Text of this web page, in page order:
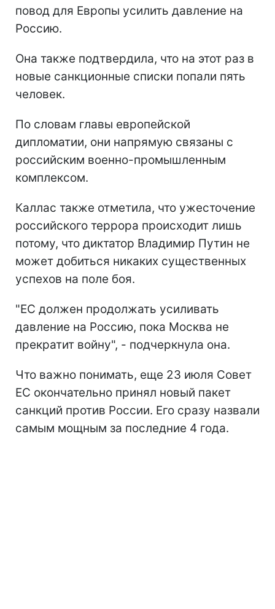
повод для Европы усилить давление на
Россию.
Она также подтвердила, что на этот раз в
новые санкционные списки попали пять
человек.
По словам главы европейской
дипломатии, они напрямую связаны с
российским военно-промышленным
комплексом.
Каллас также отметила, что ужесточение
российского террора происходит лишь
потому, что диктатор Владимир Путин не
может добиться никаких существенных
успехов на поле боя.
"ЕС должен продолжать усиливать
давление на Россию, пока Москва не
прекратит войну", - подчеркнула она.
Что важно понимать, еще 23 июля Совет
ЕС окончательно принял новый пакет
санкций против России. Его сразу назвали
самым мощным за последние 4 года.